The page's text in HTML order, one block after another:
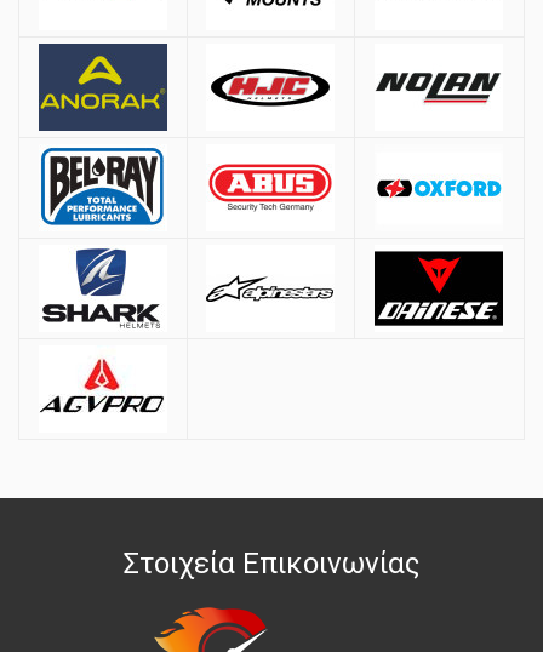
Στοιχεία Επικοινωνίας